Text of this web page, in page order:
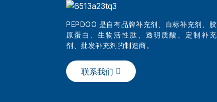
批发最佳美容三肽系列...
中国纯胶原蛋白护肤粉
PEPDOO 是自有品牌补充剂、白标补充剂、胶
原蛋白、生物活性肽、透明质酸、定制补充
剂、批发补充剂的制造商。
联系我们